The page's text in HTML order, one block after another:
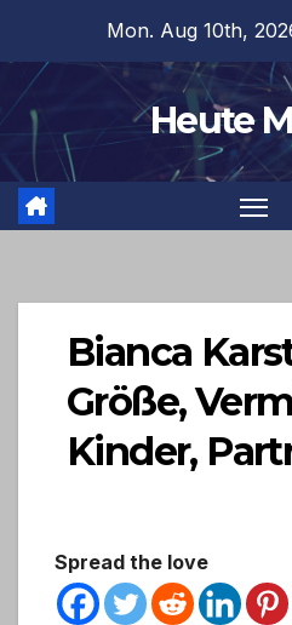
content
Mon. Aug 10th,
Heute
Bianca
Größe,
Kinder,
Spread the love